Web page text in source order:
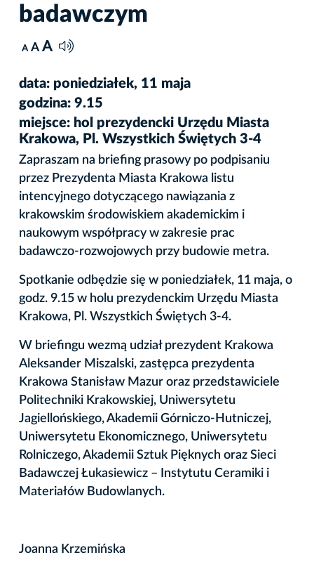
badawczym
A A A
data: poniedziałek, 11 maja
godzina: 9.15
miejsce: hol prezydencki Urzędu Miasta
Krakowa, Pl. Wszystkich Świętych 3-4
Zapraszam na briefing prasowy po podpisaniu
przez Prezydenta Miasta Krakowa listu
intencyjnego dotyczącego nawiązania z
krakowskim środowiskiem akademickim i
naukowym współpracy w zakresie prac
badawczo-rozwojowych przy budowie metra.
Spotkanie odbędzie się w poniedziałek, 11 maja, o
godz. 9.15 w holu prezydenckim Urzędu Miasta
Krakowa, Pl. Wszystkich Świętych 3-4.
W briefingu wezmą udział prezydent Krakowa
Aleksander Miszalski, zastępca prezydenta
Krakowa Stanisław Mazur oraz przedstawiciele
Politechniki Krakowskiej, Uniwersytetu
Jagiellońskiego, Akademii Górniczo-Hutniczej,
Uniwersytetu Ekonomicznego, Uniwersytetu
Rolniczego, Akademii Sztuk Pięknych oraz Sieci
Badawczej Łukasiewicz – Instytutu Ceramiki i
Materiałów Budowlanych.
Joanna Krzemińska